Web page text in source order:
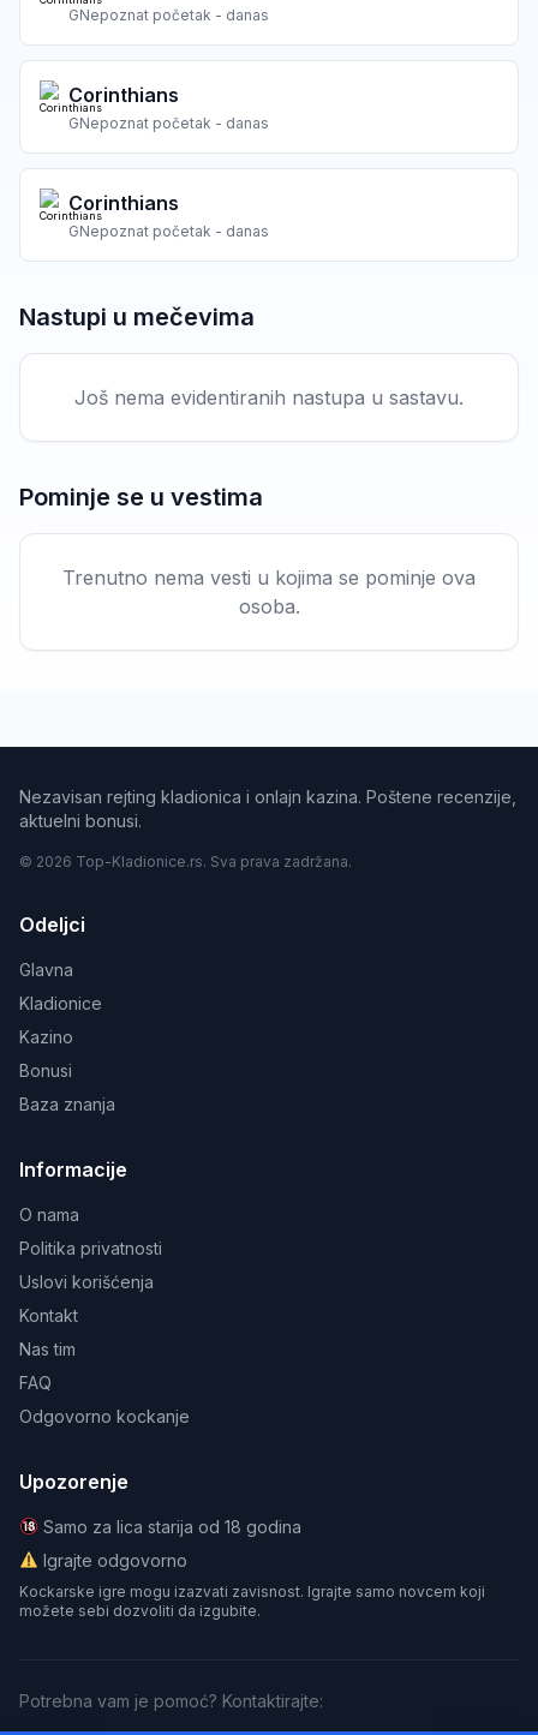
GNepoznat početak - danas
Corinthians
GNepoznat početak - danas
Corinthians
GNepoznat početak - danas
Nastupi u mečevima
Još nema evidentiranih nastupa u sastavu.
Pominje se u vestima
Trenutno nema vesti u kojima se pominje ova
osoba.
Nezavisan rejting kladionica i onlajn kazina. Poštene recenzije,
aktuelni bonusi.
© 2026 Top-Kladionice.rs. Sva prava zadržana.
Odeljci
Glavna
Kladionice
Kazino
Bonusi
Baza znanja
Informacije
O nama
Politika privatnosti
Uslovi korišćenja
Kontakt
Nas tim
FAQ
Odgovorno kockanje
Upozorenje
Samo za lica starija od 18 godina
Igrajte odgovorno
Kockarske igre mogu izazvati zavisnost. Igrajte samo novcem koji
možete sebi dozvoliti da izgubite.
Potrebna vam je pomoć? Kontaktirajte: